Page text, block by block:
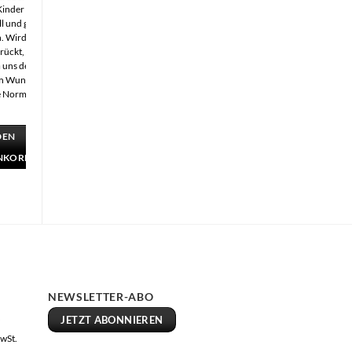
ihr
und ganz
Wird er
gibt es
den
Wunsch,
zu
NEWSLETTER-ABO
JETZT ABONNIEREN